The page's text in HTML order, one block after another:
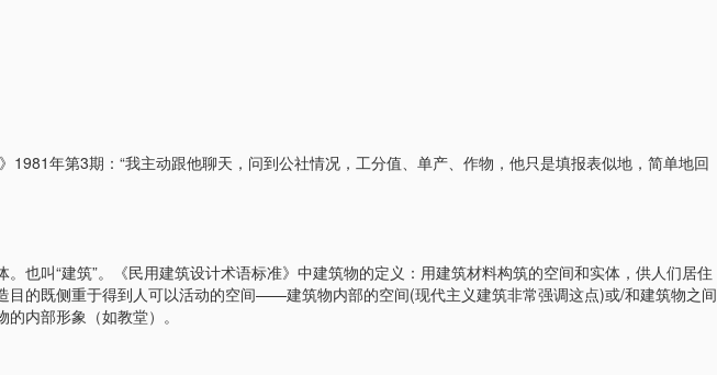
年第3期：“我主动跟他聊天，问到公社情况，工分值、单产、作物，他只是填报表似地，简单地回
也叫“建筑”。《民用建筑设计术语标准》中建筑物的定义：用建筑材料构筑的空间和实体，供人们居住
的既侧重于得到人可以活动的空间——建筑物内部的空间(现代主义建筑非常强调这点)或/和建筑物之间
内部形象（如教堂）。